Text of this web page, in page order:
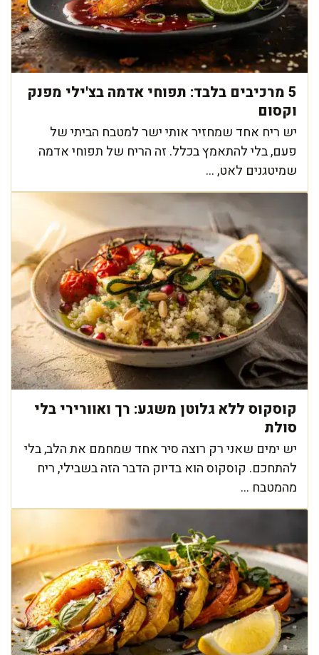
5 מרכיבים בלבד: תפוחי אדמה בצ'ילי מפנק
וקסום
יש ריח אחד שמחזיר אותי ישר למטבח הביתי של
פעם, בלי להתאמץ בכלל. זה הריח של תפוחי אדמה
שמיטגנים לאט, ...
קוסקוס ללא גלוטן משגע: רך ואוורירי בלי
סולת
יש ימים שאני רק רוצה סיר אחד שמחמם את הלב, בלי
להתחכם. קוסקוס הוא בדיוק הדבר הזה בשבילי, ריח
מהמטבח ...